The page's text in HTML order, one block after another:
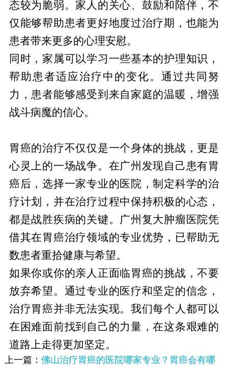
态较为脆弱。家人的关心、鼓励和陪伴，不
仅能够帮助患者更好地度过治疗期，也能为
患者带来更多的心理安慰。
同时，家属可以学习一些基本的护理知识，
帮助患者适应治疗中的变化。通过共同努
力，患者能够感受到来自家庭的温暖，增强
战斗病魔的信心。
胃癌的治疗不仅仅是一个身体的挑战，更是
心灵上的一场战争。在广州发现自己患有胃
癌后，选择一家专业的医院，制定科学的治
疗计划，并在治疗过程中保持积极的心态，
都是战胜疾病的关键。广州复大肿瘤医院凭
借其在胃癌治疗领域的专业优势，已帮助无
数患者重拾健康与希望。
如果你或你的亲人正面临胃癌的挑战，不要
放弃希望。通过专业的医疗和坚定的信念，
治疗胃癌并非无法实现。我们每个人都可以
在困难面前找到自己的力量，在这条艰难的
道路上走得更加坚定。
上一篇： 佛山治疗胃癌的医院哪家专业？胃癌会有哪